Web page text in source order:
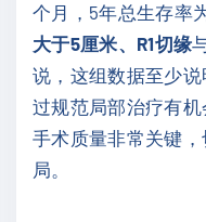
个月，5年总生存率
大于5厘米、R1切缘
说，这组数据至少
过规范局部治疗有
手术质量非常关键
局。